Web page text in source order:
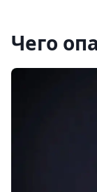
Чего